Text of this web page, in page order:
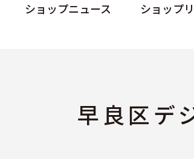
ショップニュース ショップ
早良区デ